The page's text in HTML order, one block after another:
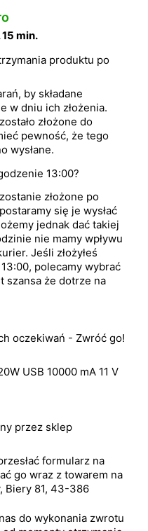
min.
produktu po
by składane
w dniu ich złożenia.
złożone do
pewność, że tego
wysłane.
13:00?
złożone po
się je wysłać
jednak dać takiej
nie mamy wpływu
Jeśli złożyłeś
polecamy wybrać
szansa że dotrze na
oczekiwań - Zwróć go!
USB 10000 mA 11 V
przez sklep
formularz na
go wraz z towarem na
Biery 81, 43-386
do wykonania zwrotu